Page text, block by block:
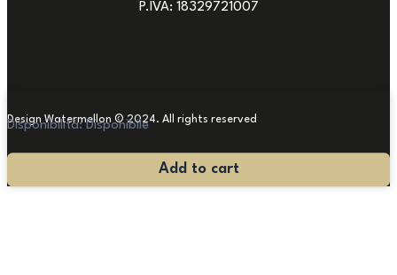
P.IVA: 18329721007
Design Watermellon © 2024. All rights reserved
Disponibilità: Disponibile
Lampadario
Add to cart